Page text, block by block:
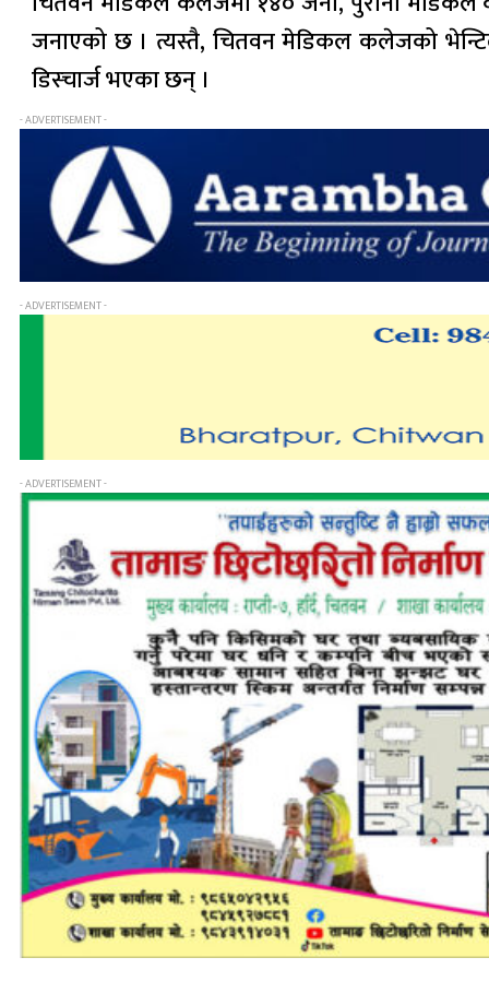
जनाएको छ । त्यस्तै, चितवन मेडिकल कलेजको
डिस्चार्ज भएका छन् ।
- ADVERTISEMENT -
- ADVERTISEMENT -
- ADVERTISEMENT -